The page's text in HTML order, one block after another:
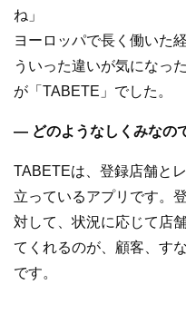
ね」
ヨーロッパで長く働いた
ういった違いが気になっ
が「TABETE」でした。
― どのようなしくみなの
TABETEは、登録店舗と
立っているアプリです。
対して、状況に応じて店
てくれるのが、顧客、す
です。